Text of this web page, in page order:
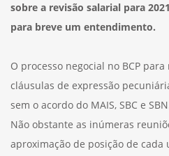
SAÚDE
sobre a revisão salarial para
para breve um entendimento.
O processo negocial no BCP
cláusulas de expressão
sem o acordo do MAIS, SBC e
Não obstante as inúmeras
aproximação de posição de cada